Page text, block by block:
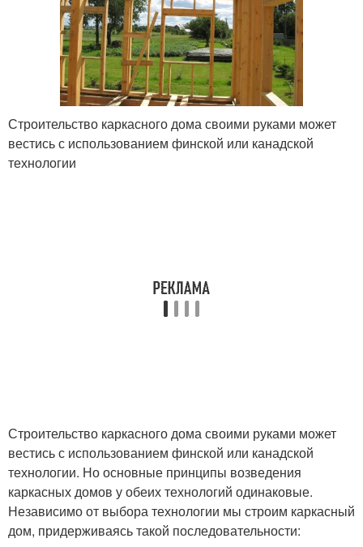
Строительство каркасного дома своими руками может
вестись с использованием финской или канадской
технологии
Строительство каркасного дома своими руками может
вестись с использованием финской или канадской
технологии. Но основные принципы возведения
каркасных домов у обеих технологий одинаковые.
Независимо от выбора технологии мы строим каркасный
дом, придерживаясь такой последовательности: